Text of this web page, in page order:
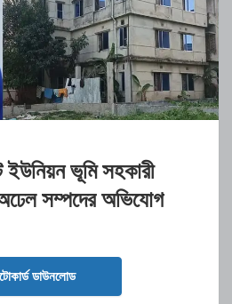
ইউনিয়ন ভূমি সহকারী
সম্পদের অভিযোগ
ডাউনলোড